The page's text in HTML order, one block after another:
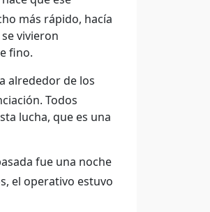
más rápido, hacía
vivieron
fino.
alrededor de los
Todos
lucha, que es una
fue una noche
el operativo estuvo